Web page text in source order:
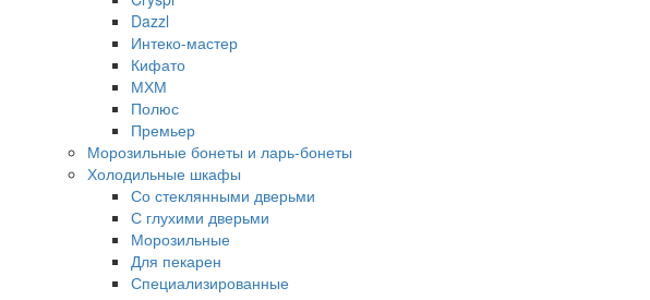
Dazzl
Интеко-мастер
Кифато
МХМ
Полюс
Премьер
Морозильные бонеты и ларь-бонеты
Холодильные шкафы
Со стеклянными дверьми
С глухими дверьми
Морозильные
Для пекарен
Специализированные